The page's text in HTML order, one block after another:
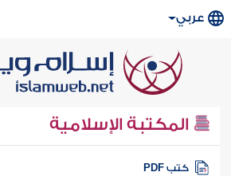
عربي
المكتبة الإسلامية